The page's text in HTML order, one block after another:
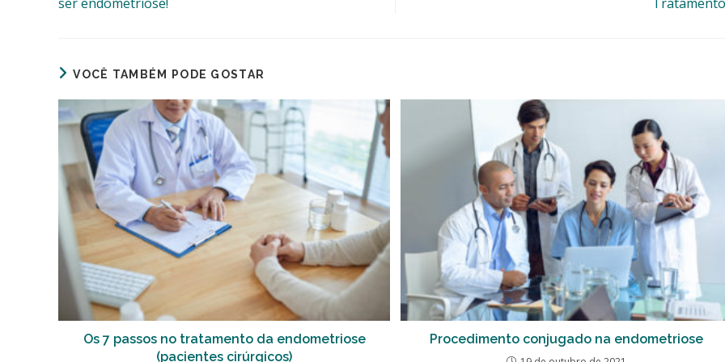
VOCÊ TAMBÉM PODE GOSTAR
Os 7 passos no tratamento da endometriose
(pacientes cirúrgicos)
Procedimento conjugado na endometriose